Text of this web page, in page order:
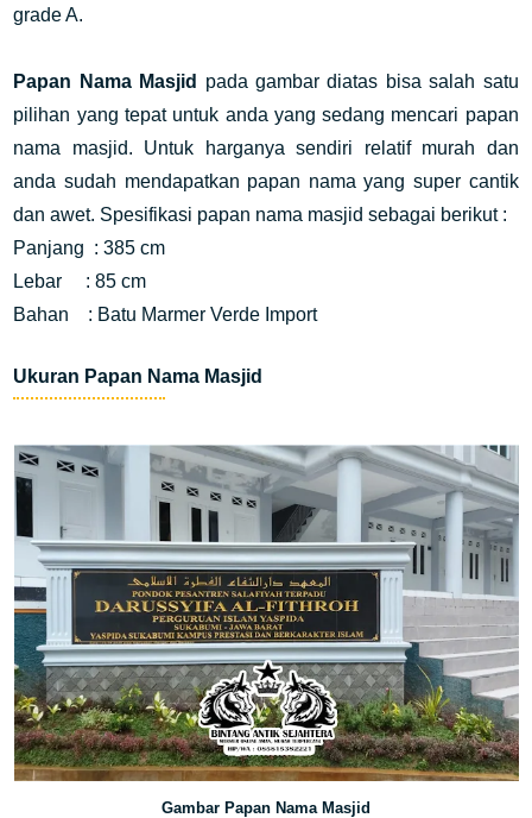
grade A.
Papan Nama Masjid
pada gambar diatas bisa salah satu
pilihan yang tepat untuk anda yang sedang mencari papan
nama masjid. Untuk harganya sendiri relatif murah dan
anda sudah mendapatkan papan nama yang super cantik
dan awet. Spesifikasi papan nama masjid sebagai berikut :
Panjang : 385 cm
Lebar : 85 cm
Bahan : Batu Marmer Verde Import
Ukuran Papan Nama Masjid
Gambar Papan Nama Masjid